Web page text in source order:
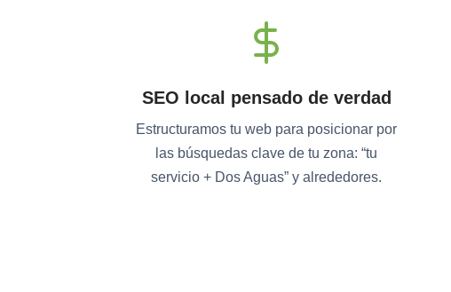
SEO local pensado de verdad
Estructuramos tu web para posicionar por
las búsquedas clave de tu zona: “tu
servicio + Dos Aguas” y alrededores.